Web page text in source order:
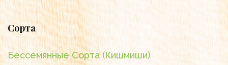
Сорта
Бессемянные Сорта (Кишмиши)